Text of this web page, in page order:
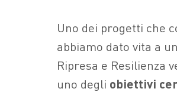
Uno dei progetti che
abbiamo dato vita a
Ripresa e Resilienza
uno degli obiettivi